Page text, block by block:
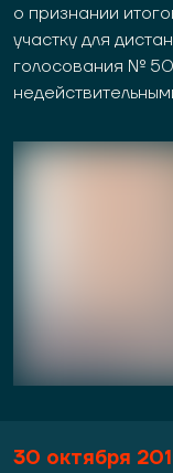
о признании
участку для
голосования №
30 октября